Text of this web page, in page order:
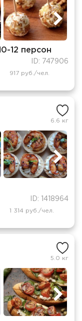
12 персон
ID: 747906
917 руб./чел.
6.6 кг
ID: 1418964
1 314 руб./чел.
5.0 кг